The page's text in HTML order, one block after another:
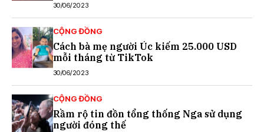
30/06/2023
CỘNG ĐỒNG
Cách bà mẹ người Úc kiếm 25.000 USD
mỗi tháng từ TikTok
30/06/2023
CỘNG ĐỒNG
Rầm rộ tin đồn tổng thống Nga sử dụng
người đóng thế